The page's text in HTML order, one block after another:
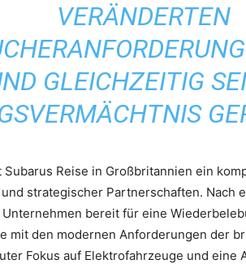
VERÄNDERTEN
GLEICHZEITIG
Subarus Reise in Großbritannien ein
strategischer Partnerschaften. Nach
bereit für eine
mit den modernen Anforderungen der
Fokus auf Elektrofahrzeuge und eine